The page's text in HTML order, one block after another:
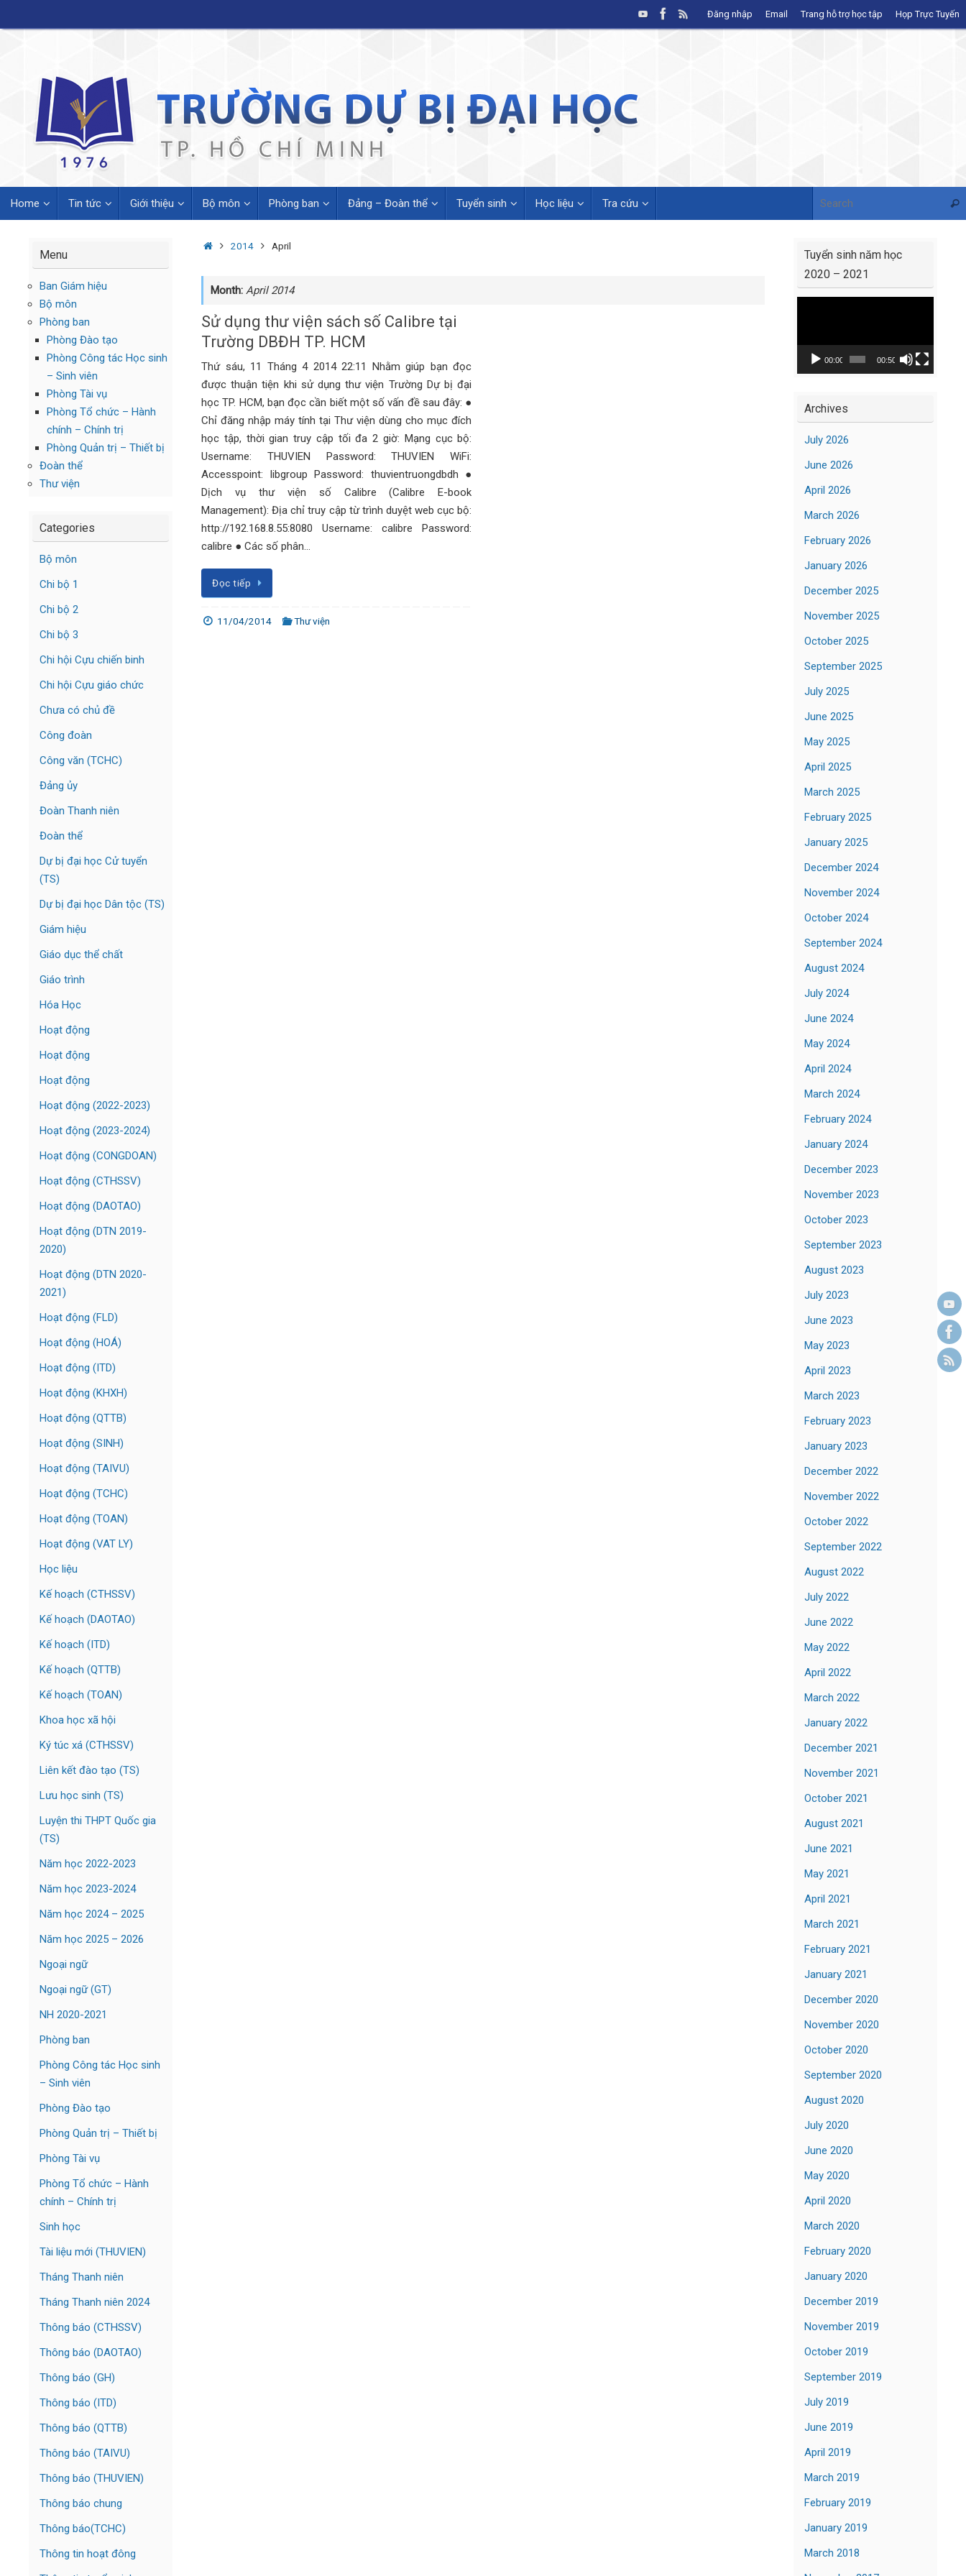
to
Đăng nhập Email Trang hỗ trợ học tập Họp Trực Tuyến
content
Home Tin tức Giới thiệu Bộ môn Phòng ban Đảng – Đoàn thể Tuyển sinh Học liệu Tra cứu
Home2014 April
Month: April 2014
Sử dụng thư viện sách số Calibre tại
Trường DBĐH TP. HCM
Thứ sáu, 11 Tháng 4 2014 22:11 Nhằm giúp bạn đọc
được thuận tiện khi sử dụng thư viện Trường Dự bị đại
học TP. HCM, bạn đọc cần biết một số vấn đề sau đây: ●
Chỉ đăng nhập máy tính tại Thư viện dùng cho mục đích
học tập, thời gian truy cập tối đa 2 giờ: Mạng cục bộ:
Username: THUVIEN Password: THUVIEN WiFi:
Accesspoint: libgroup Password: thuvientruongdbdh ●
Dịch vụ thư viện số Calibre (Calibre E-book
Management): Địa chỉ truy cập từ trình duyệt web cục bộ:
http://192.168.8.55:8080 Username: calibre Password:
calibre ● Các số phân…
Đọc tiếp
11/04/2014 Thư viện
Menu
Ban Giám hiệu
Bộ môn
Phòng ban
Phòng Đào tạo
Phòng Công tác Học sinh
– Sinh viên
Phòng Tài vụ
Phòng Tổ chức – Hành
chính – Chính trị
Phòng Quản trị – Thiết bị
Đoàn thể
Thư viện
Categories
Bộ môn
Chi bộ 1
Chi bộ 2
Chi bộ 3
Chi hội Cựu chiến binh
Chi hội Cựu giáo chức
Chưa có chủ đề
Công đoàn
Công văn (TCHC)
Đảng ủy
Đoàn Thanh niên
Đoàn thể
Dự bị đại học Cử tuyển
(TS)
Dự bị đại học Dân tộc (TS)
Giám hiệu
Giáo dục thể chất
Giáo trình
Hóa Học
Hoạt động
Hoạt động
Hoạt động
Hoạt động (2022-2023)
Hoạt động (2023-2024)
Hoạt động (CONGDOAN)
Hoạt động (CTHSSV)
Hoạt động (DAOTAO)
Hoạt động (DTN 2019-
2020)
Hoạt động (DTN 2020-
2021)
Hoạt động (FLD)
Hoạt động (HOÁ)
Hoạt động (ITD)
Hoạt động (KHXH)
Hoạt động (QTTB)
Hoạt động (SINH)
Hoạt động (TAIVU)
Hoạt động (TCHC)
Hoạt động (TOAN)
Hoạt động (VAT LY)
Học liệu
Kế hoạch (CTHSSV)
Kế hoạch (DAOTAO)
Kế hoạch (ITD)
Kế hoạch (QTTB)
Kế hoạch (TOAN)
Khoa học xã hội
Ký túc xá (CTHSSV)
Liên kết đào tạo (TS)
Lưu học sinh (TS)
Luyện thi THPT Quốc gia
(TS)
Năm học 2022-2023
Năm học 2023-2024
Năm học 2024 – 2025
Năm học 2025 – 2026
Ngoại ngữ
Ngoại ngữ (GT)
NH 2020-2021
Phòng ban
Phòng Công tác Học sinh
– Sinh viên
Phòng Đào tạo
Phòng Quản trị – Thiết bị
Phòng Tài vụ
Phòng Tổ chức – Hành
chính – Chính trị
Sinh học
Tài liệu mới (THUVIEN)
Tháng Thanh niên
Tháng Thanh niên 2024
Thông báo (CTHSSV)
Thông báo (DAOTAO)
Thông báo (GH)
Thông báo (ITD)
Thông báo (QTTB)
Thông báo (TAIVU)
Thông báo (THUVIEN)
Thông báo chung
Thông báo(TCHC)
Thông tin hoạt đông
Tuyển sinh năm học
2020 – 2021
00:00 00:50
Archives
July 2026
June 2026
April 2026
March 2026
February 2026
January 2026
December 2025
November 2025
October 2025
September 2025
July 2025
June 2025
May 2025
April 2025
March 2025
February 2025
January 2025
December 2024
November 2024
October 2024
September 2024
August 2024
July 2024
June 2024
May 2024
April 2024
March 2024
February 2024
January 2024
December 2023
November 2023
October 2023
September 2023
August 2023
July 2023
June 2023
May 2023
April 2023
March 2023
February 2023
January 2023
December 2022
November 2022
October 2022
September 2022
August 2022
July 2022
June 2022
May 2022
April 2022
March 2022
January 2022
December 2021
November 2021
October 2021
August 2021
June 2021
May 2021
April 2021
March 2021
February 2021
January 2021
December 2020
November 2020
October 2020
September 2020
August 2020
July 2020
June 2020
May 2020
April 2020
March 2020
February 2020
January 2020
December 2019
November 2019
October 2019
September 2019
July 2019
June 2019
April 2019
March 2019
February 2019
January 2019
March 2018